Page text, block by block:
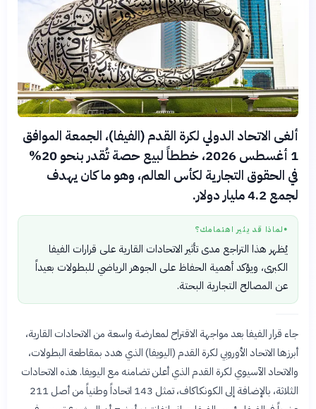
ألغى الاتحاد الدولي لكرة القدم (الفيفا)، الجمعة الموافق
1 أغسطس 2026، خططاً لبيع حصة تُقدر بنحو 20%
في الحقوق التجارية لكأس العالم، وهو ما كان يهدف
لجمع 4.2 مليار دولار.
● لماذا قد يثير اهتمامك؟
يُظهر هذا التراجع مدى تأثير الاتحادات القارية على قرارات الفيفا
الكبرى، ويؤكد أهمية الحفاظ على الجوهر الرياضي للبطولات بعيداً
عن المصالح التجارية البحتة.
جاء قرار الفيفا بعد مواجهة الاقتراح لمعارضة واسعة من الاتحادات القارية،
أبرزها الاتحاد الأوروبي لكرة القدم (اليويفا) الذي هدد بمقاطعة البطولات،
والاتحاد الآسيوي لكرة القدم الذي أعلن تضامنه مع اليويفا. هذه الاتحادات
الثلاثة، بالإضافة إلى الكونكاكاف، تمثل 143 اتحاداً وطنياً من أصل 211